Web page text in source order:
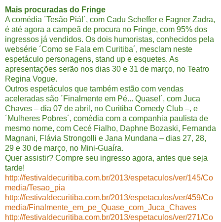
Mais procuradas do Fringe
A comédia ´Tesão Piá!´, com Cadu Scheffer e Fagner Zadra,
é até agora a campeã de procura no Fringe, com 95% dos
ingressos já vendidos. Os dois humoristas, conhecidos pela
websérie ´Como se Fala em Curitiba´, mesclam neste
espetáculo personagens, stand up e esquetes. As
apresentações serão nos dias 30 e 31 de março, no Teatro
Regina Vogue.
Outros espetáculos que também estão com vendas
aceleradas são ´Finalmente em Pé... Quase!´, com Juca
Chaves – dia 07 de abril, no Curitiba Comedy Club –, e
´Mulheres Pobres´, comédia com a companhia paulista de
mesmo nome, com Cecé Fialho, Daphne Bozaski, Fernanda
Magnani, Flávia Strongolli e Jana Mundana – dias 27, 28,
29 e 30 de março, no Mini-Guaíra.
Quer assistir? Compre seu ingresso agora, antes que seja
tarde!
http://festivaldecuritiba.com.br/2013/espetaculos/ver/145/Co
media/Tesao_pia
http://festivaldecuritiba.com.br/2013/espetaculos/ver/459/Co
media/Finalmente_em_pe_Quase_com_Juca_Chaves
http://festivaldecuritiba.com.br/2013/espetaculos/ver/271/Co